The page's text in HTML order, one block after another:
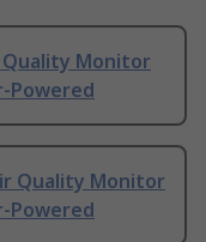
Quality Monitor
Powered
Quality Monitor
Powered